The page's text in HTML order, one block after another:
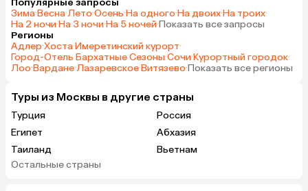
Зима·Весна·Лето·Осень·На одного·На двоих·На троих·
На 2 ночи·На 3 ночи·На 5 ночей·Показать все запросы
Регионы
Адлер·Хоста·Имеретинский курорт·
Город-Отель Бархатные Сезоны·Сочи·Курортный городок·
Лоо·Вардане·Лазаревское·Витязево·Показать все регионы
Туры из Москвы в другие страны
Турция
Россия
Египет
Абхазия
Таиланд
Вьетнам
ОАЭ
Остальные страны